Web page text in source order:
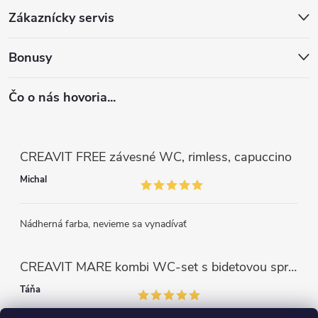
u
Zákaznícky servis
Bonusy
Čo o nás hovoria...
CREAVIT FREE závesné WC, rimless, capuccino
Michal
Nádherná farba, nevieme sa vynadívať
CREAVIT MARE kombi WC-set s bidetovou sprškou, rimless, biela
Táňa